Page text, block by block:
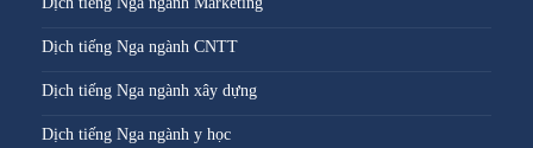
Dịch tiếng Nga ngành CNTT
Dịch tiếng Nga ngành xây dựng
Dịch tiếng Nga ngành y học